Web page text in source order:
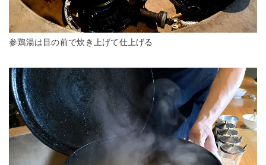
参鶏湯は目の前で炊き上げて仕上げる